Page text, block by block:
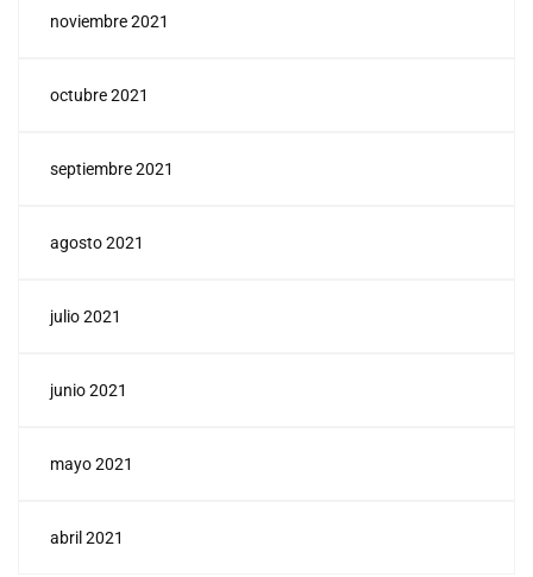
noviembre 2021
octubre 2021
septiembre 2021
agosto 2021
julio 2021
junio 2021
mayo 2021
abril 2021